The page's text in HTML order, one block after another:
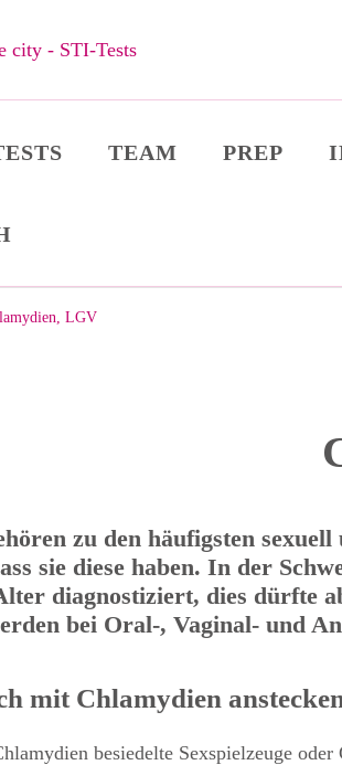
in the city –
TEAM PREP
LGV
zu den häufigsten
sie diese haben. In der
diagnostiziert, dies dürfte
bei Oral-, Vaginal- und
mit Chlamydien
besiedelte Sexspielzeuge